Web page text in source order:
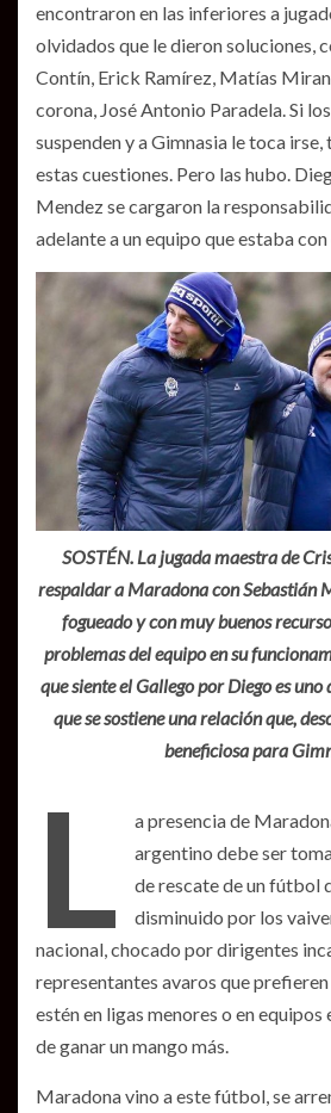
encontraron en las inferiores a
olvidados que le dieron soluciones,
Contín, Erick Ramírez, Matías
corona, José Antonio Paradela. Si
suspenden y a Gimnasia le toca
estas cuestiones. Pero las hubo.
Mendez se cargaron la
adelante a un equipo que estaba
SOSTÉN. La jugada maestra de
respaldar a Maradona con Sebastián
fogueado y con muy buenos
problemas del equipo en su
que siente el Gallego por Diego es uno
que se sostiene una relación que,
beneficiosa para
L
a presencia de
argentino debe ser
de rescate de un fútbol
disminuido por los
nacional, chocado por dirigentes
representantes avaros que
estén en ligas menores o en
de ganar un mango más.
Maradona vino a este fútbol, se